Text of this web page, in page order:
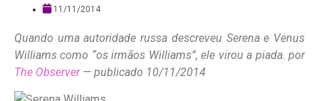
11/11/2014
Quando uma autoridade russa descreveu Serena e Venus
Williams como “os irmãos Williams”, ele virou a piada. por
The Observer— publicado 10/11/2014